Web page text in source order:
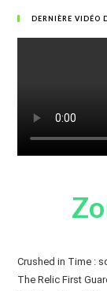
DERNIÈRE VIDÉO
Crushed in Time :
The Relic First